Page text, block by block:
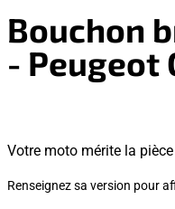
Bouchon
- Peugeot
Votre moto mérite la
Renseignez sa version pour